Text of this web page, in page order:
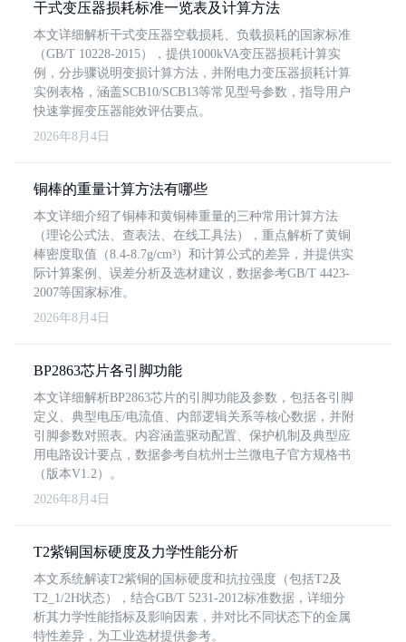
干式变压器损耗标准一览表及计算方法
本文详细解析干式变压器空载损耗、负载损耗的国家标准
（GB/T 10228-2015），提供1000kVA变压器损耗计算实
例，分步骤说明变损计算方法，并附电力变压器损耗计算
实例表格，涵盖SCB10/SCB13等常见型号参数，指导用户
快速掌握变压器能效评估要点。
2026年8月4日
铜棒的重量计算方法有哪些
本文详细介绍了铜棒和黄铜棒重量的三种常用计算方法
（理论公式法、查表法、在线工具法），重点解析了黄铜
棒密度取值（8.4-8.7g/cm³）和计算公式的差异，并提供实
际计算案例、误差分析及选材建议，数据参考GB/T 4423-
2007等国家标准。
2026年8月4日
BP2863芯片各引脚功能
本文详细解析BP2863芯片的引脚功能及参数，包括各引脚
定义、典型电压/电流值、内部逻辑关系等核心数据，并附
引脚参数对照表。内容涵盖驱动配置、保护机制及典型应
用电路设计要点，数据参考自杭州士兰微电子官方规格书
（版本V1.2）。
2026年8月4日
T2紫铜国标硬度及力学性能分析
本文系统解读T2紫铜的国标硬度和抗拉强度（包括T2及
T2_1/2H状态），结合GB/T 5231-2012标准数据，详细分
析其力学性能指标及影响因素，并对比不同状态下的金属
特性差异，为工业选材提供参考。